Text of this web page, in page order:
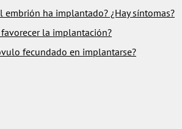
embrión ha implantado? ¿Hay síntomas?
la implantación?
fecundado en implantarse?